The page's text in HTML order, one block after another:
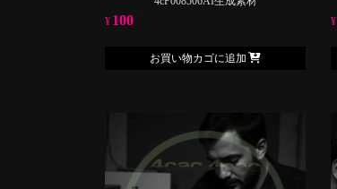
¥ 100
お買い物カゴに追加
¥